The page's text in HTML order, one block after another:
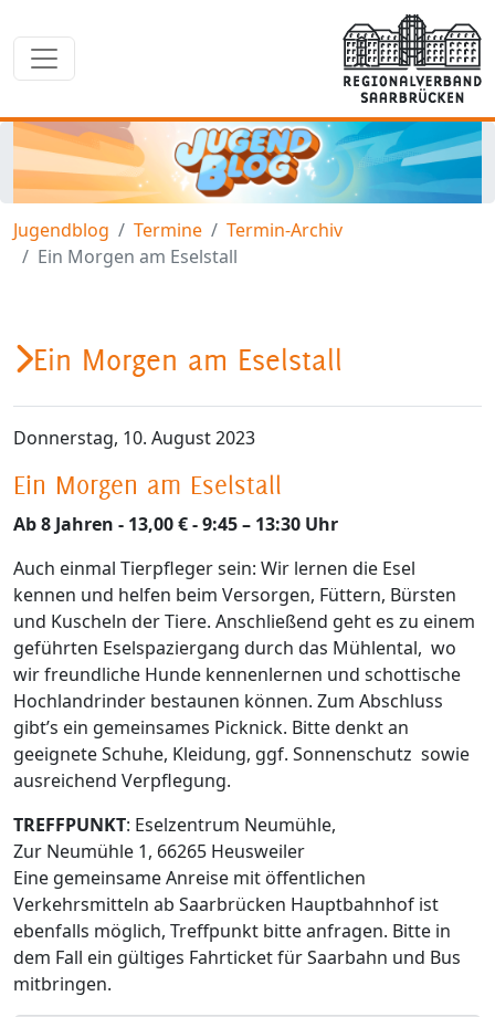
Jugendblog Termine
Termin-Archiv
Ein Morgen am Eselstall
Ein Morgen am Eselstall
Donnerstag, 10. August 2023
Ein Morgen am Eselstall
Ab 8 Jahren - 13,00 € - 9:45 – 13:30 Uhr
Auch einmal Tierpfleger sein: Wir lernen die Esel
kennen und helfen beim Versorgen, Füttern, Bürsten
und Kuscheln der Tiere. Anschließend geht es zu einem
geführten Eselspaziergang durch das Mühlental, wo
wir freundliche Hunde kennenlernen und schottische
Hochlandrinder bestaunen können. Zum Abschluss
gibt’s ein gemeinsames Picknick. Bitte denkt an
geeignete Schuhe, Kleidung, ggf. Sonnenschutz sowie
ausreichend Verpflegung.
TREFFPUNKT: Eselzentrum Neumühle,
Zur Neumühle 1, 66265 Heusweiler
Eine gemeinsame Anreise mit öffentlichen
Verkehrsmitteln ab Saarbrücken Hauptbahnhof ist
ebenfalls möglich, Treffpunkt bitte anfragen. Bitte in
dem Fall ein gültiges Fahrticket für Saarbahn und Bus
mitbringen.